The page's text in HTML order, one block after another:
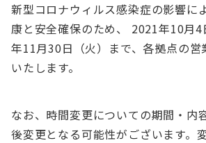
新型コロナウィルス感染症の影響に
康と安全確保のため、 2021年10月
年11月30日（火）まで、各拠点の営
いたします。
なお、時間変更についての期間・内
後変更となる可能性がございます。